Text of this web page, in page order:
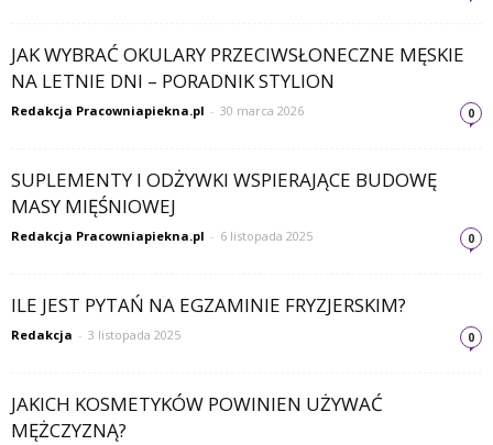
JAK WYBRAĆ OKULARY PRZECIWSŁONECZNE MĘSKIE
NA LETNIE DNI – PORADNIK STYLION
Redakcja Pracowniapiekna.pl - 30 marca 2026 0
SUPLEMENTY I ODŻYWKI WSPIERAJĄCE BUDOWĘ
MASY MIĘŚNIOWEJ
Redakcja Pracowniapiekna.pl - 6 listopada 2025 0
ILE JEST PYTAŃ NA EGZAMINIE FRYZJERSKIM?
Redakcja - 3 listopada 2025 0
JAKICH KOSMETYKÓW POWINIEN UŻYWAĆ
MĘŻCZYZNĄ?